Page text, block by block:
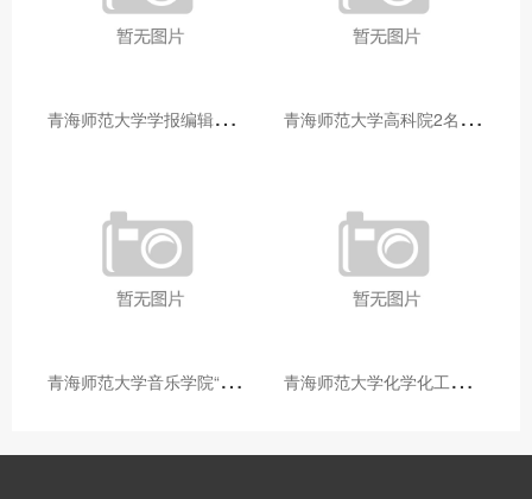
青
海师范大学学报编辑部赴大通县城关镇上毛佰胜村开展帮扶慰问活动 青
海师范大学高科院2名专家当选中国科学院院士
青
海师范大学音乐学院“青舞华章”本科舞蹈专业中期汇报圆满落幕 青
海师范大学化学化工学院开展铸牢中华民族共同体意识大讲堂活动